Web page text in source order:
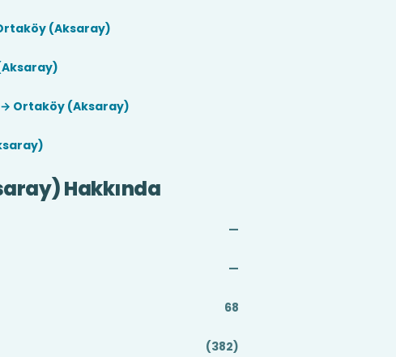
(Aksaray)
Ortaköy (Aksaray)
Hakkında
—
—
68
(382)